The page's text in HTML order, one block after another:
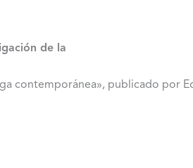
de la
contemporánea», publicado por